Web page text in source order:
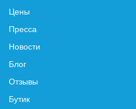
Цены
Пресса
Новости
Блог
Отзывы
Бутик